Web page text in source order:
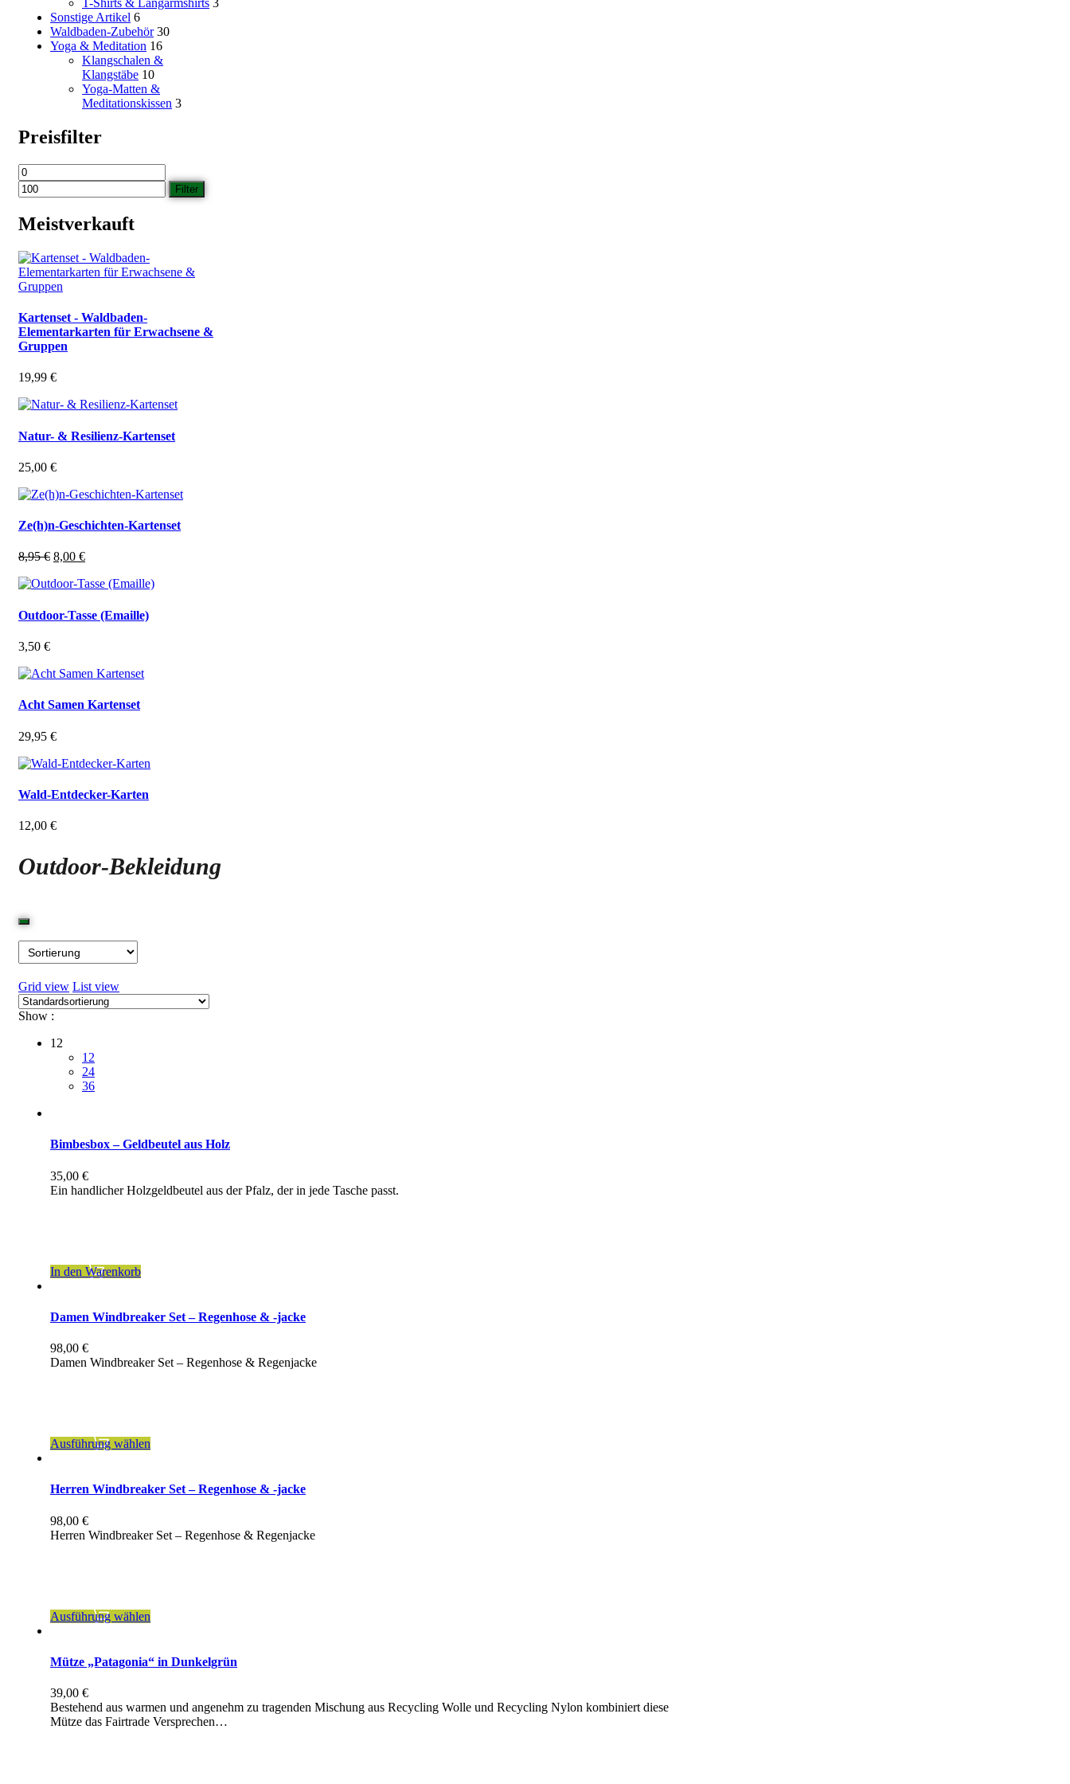
T-Shirts & Langarmshirts 3
Sonstige Artikel 6
Waldbaden-Zubehör 30
Yoga & Meditation 16
Klangschalen &
Klangstäbe 10
Yoga-Matten &
Meditationskissen 3
Preisfilter
Min.
Preis
Preis
Filter
Meistverkauft
Kartenset - Waldbaden-
Elementarkarten für Erwachsene &
Gruppen
19,99 €
Natur- & Resilienz-Kartenset
25,00 €
Ze(h)n-Geschichten-Kartenset
8,95€ Ursprünglicher
war:
8,00 €Aktueller
ist:
Outdoor-Tasse (Emaille)
3,50 €
Acht Samen Kartenset
29,95 €
Wald-Entdecker-Karten
12,00 €
Outdoor-Bekleidung
Grid view List view
Show :
12
12
24
36
Bimbesbox – Geldbeutel aus Holz
35,00 €
Ein handlicher Holzgeldbeutel aus der Pfalz, der in jede Tasche passt.
In den Warenkorb
Damen Windbreaker Set – Regenhose & -jacke
98,00 €
Damen Windbreaker Set – Regenhose & Regenjacke
Ausführung wählen
mehrere
Die
Optionen
Herren Windbreaker Set – Regenhose & -jacke
98,00 €
Herren Windbreaker Set – Regenhose & Regenjacke
Ausführung wählen
mehrere
Optionen
können
Mütze „Patagonia“ in Dunkelgrün
39,00 €
Bestehend aus warmen und angenehm zu tragenden Mischung aus Recycling Wolle und Recycling Nylon kombiniert diese
Mütze das Fairtrade Versprechen…